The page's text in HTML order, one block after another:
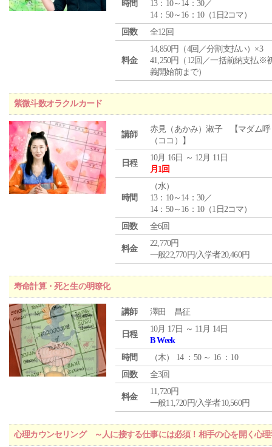
時間
13：10～14：30／
14：50～16：10（1日2コマ）
回数
全12回
料金
14,850円（4回／分割支払い）×3
41,250円（12回／一括前納支払※
義開始前まで）
紫微斗数オラクルカード
講師
赤見（あかみ）淑子 【マダム呼
（ココ）】
日程
10月 16日 ～ 12月 11日
月1回
時間
（水）
13：10～14：30／
14：50～16：10（1日2コマ）
回数
全6回
料金
22,770円
一般22,770円/入学者20,460円
寿命計算・死と生の明瞭化
講師 澤田 昌征
日程
10月 17日 ～ 11月 14日
B Week
時間
（木） 14 ：50 ～ 16 ：10
回数
全3回
料金
11,720円
一般11,720円/入学者10,560円
心理カウンセリング ～人に接する仕事には必須！相手の心を開く心理